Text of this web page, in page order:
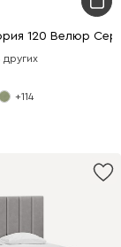
120 Велюр
других
+114